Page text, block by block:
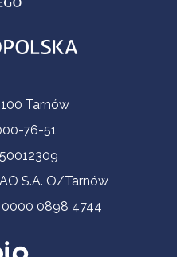
Tarnów
76-51
S.A. O/Tarnów
0000 0898 4744